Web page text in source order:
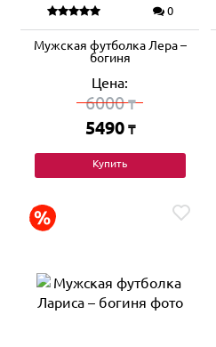
0
Мужская футболка Лера –
богиня
Цена:
6000₸
5490 ₸
Купить